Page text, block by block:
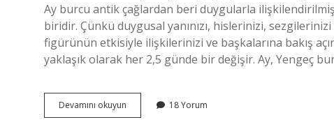
Ay burcu antik çağlardan beri duygularla
biridir. Çünkü duygusal yanınızı, hislerinizi, sezgilerinizi
figürünün etkisiyle ilişkilerinizi ve başkalarına bakış
yaklaşık olarak her 2,5 günde bir değişir. Ay, Yengeç
Devamını okuyun
Burcu
18 Yorum